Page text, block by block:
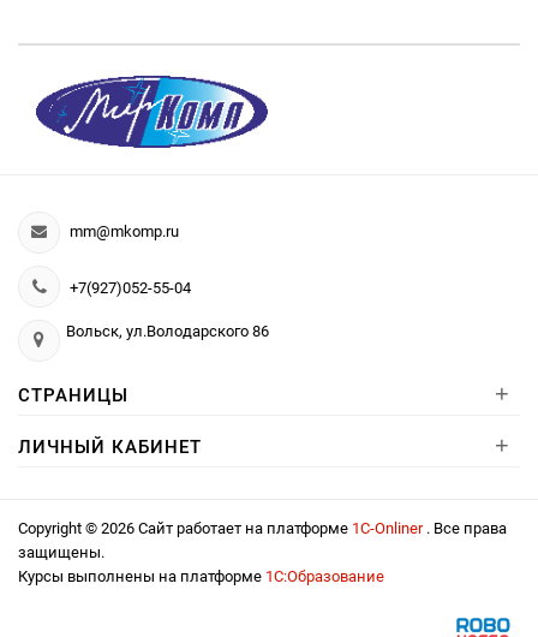
mm@mkomp.ru
+7(927)052-55-04
Вольск, ул.Володарского 86
СТРАНИЦЫ +
ЛИЧНЫЙ КАБИНЕТ +
Copyright © 2026 Сайт работает на платформе 1С-Onliner . Все права
защищены.
Курсы выполнены на платформе 1С:Образование